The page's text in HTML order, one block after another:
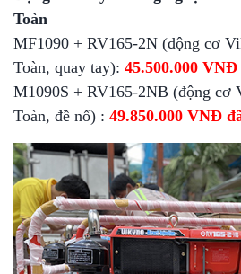
Toàn
MF1090 + RV165-2N (động cơ
Toàn, quay tay): 45.500.000
M1090S + RV165-2NB (động cơ
Toàn, đề nổ) : 49.850.000 VNĐ